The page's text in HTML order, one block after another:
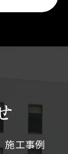
施⼯事例